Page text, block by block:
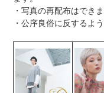
・写真の再配布はできま
・公序良俗に反するよ